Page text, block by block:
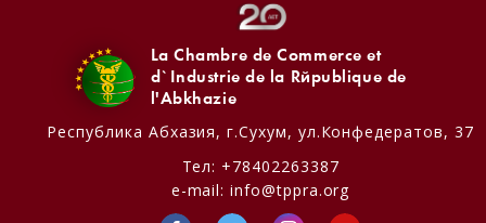
La Chambre de Commerce et
d`Industrie de la République de
l'Abkhazie
Республика Абхазия, г.Сухум, ул.Конфедератов, 37
Тел: +78402263387
e-mail:info@tppra.org